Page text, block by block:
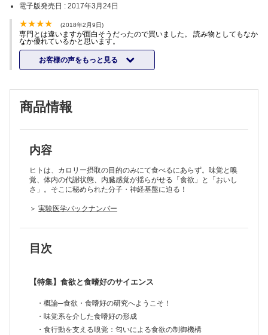
電子版発売日 : 2017年3月24日
(2018年2月9日)
専門とは違いますが面白そうだったので買いました。 読み物としてもなか
なか優れているかと思います。
お客様の声をもっと見る
商品情報
内容
ヒトは、カロリー摂取の目的のみにて食べるにあらず。味覚と嗅
覚、体内の代謝状態、内臓感覚が揺らがせる「食欲」と「おいし
さ」。そこに秘められた分子・神経基盤に迫る！
＞ 実験医学バックナンバー
目次
【特集】食欲と食嗜好のサイエンス
・概論─食欲・食嗜好の研究へようこそ！
・味覚系を介した食嗜好の形成
・食行動を支える嗅覚：匂いによる食欲の制御機構